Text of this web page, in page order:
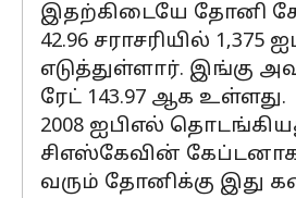
இதற்கிடையே தோனி
42.96 சராசரியில்
எடுத்துள்ளார். இங்கு
ரேட் 143.97 ஆக உள்ளது.
2008 ஐபிஎல்
சிஎஸ்கேவின் கேப்டனாக
வரும் தோனிக்கு இது